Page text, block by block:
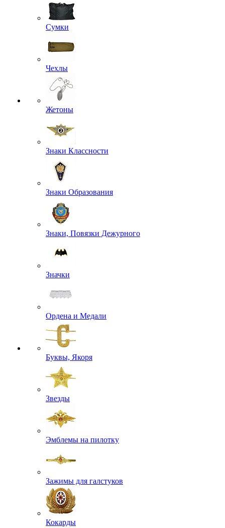
Сумки
Чехлы
Жетоны
Знаки Классности
Знаки Образования
Знаки, Повязки Дежурного
Значки
Ордена и Медали
Буквы, Якоря
Звезды
Эмблемы на пилотку
Зажимы для галстуков
Кокарды